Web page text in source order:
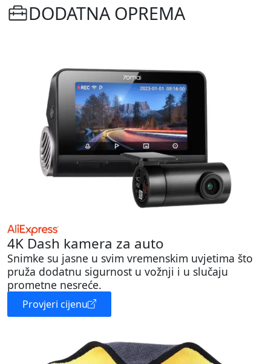
DODATNA OPREMA
4K Dash kamera za auto
Snimke su jasne u svim vremenskim uvjetima što
pruža dodatnu sigurnost u vožnji i u slučaju
prometne nesreće.
Provjeri cijenu